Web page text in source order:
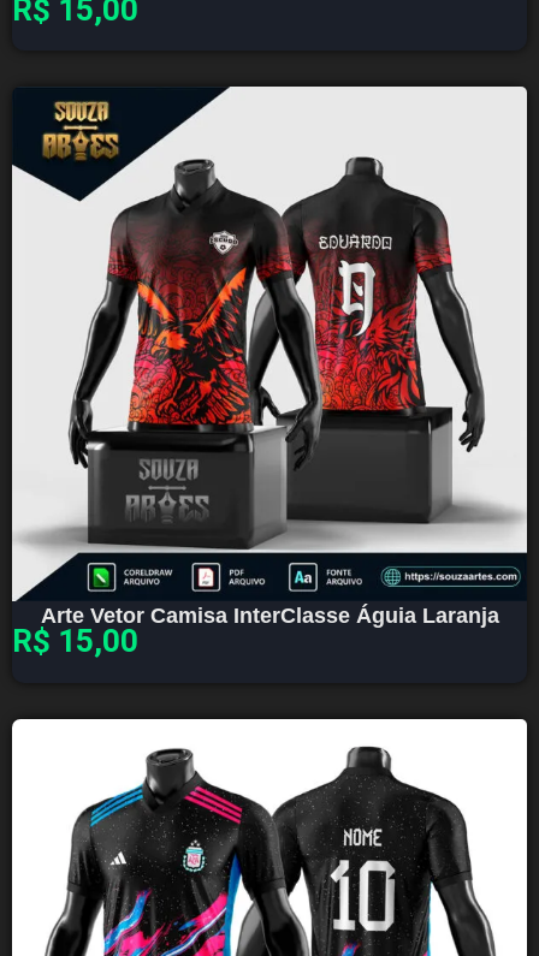
R$ 15,00
Arte Vetor Camisa InterClasse Águia Laranja
R$ 15,00